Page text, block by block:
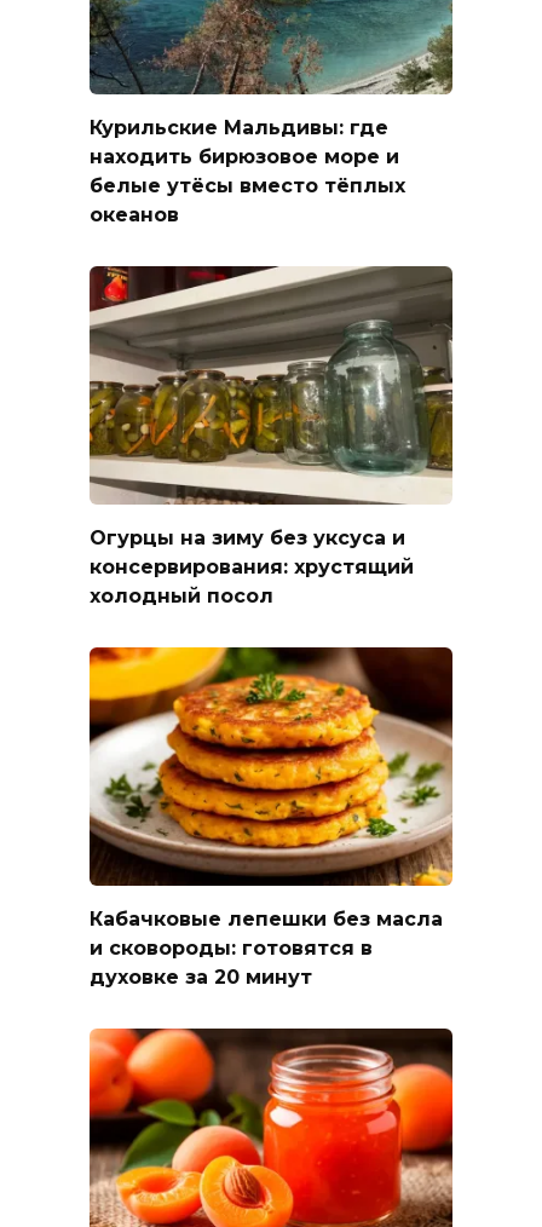
Курильские Мальдивы: где
находить бирюзовое море и
белые утёсы вместо тёплых
океанов
Огурцы на зиму без уксуса и
консервирования: хрустящий
холодный посол
Кабачковые лепешки без масла
и сковороды: готовятся в
духовке за 20 минут